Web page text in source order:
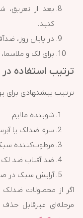
بعد از تعریق،
کنید.
در پایان روز،
برای لک و
ترتیب استفاده
ترتیب پیشنهادی برای
شوینده ملایم
سرم ضدلک یا
مرطوب‌کننده
ضد آفتاب ضد لک
آرایش سبک در
اگر از محصولات ضدلک
مرحله‌ای غیرقابل